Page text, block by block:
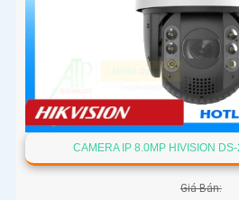
CAMERA IP 8.0MP HIVISION
Giá Bán: